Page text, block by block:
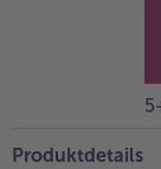
Produktdetails